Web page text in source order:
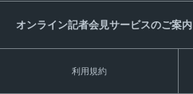
オンライン記者会見サービスのご案内
利用規約